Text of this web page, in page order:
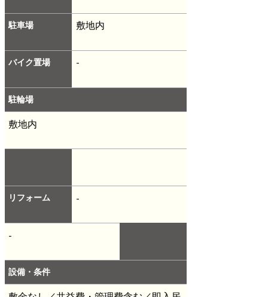
駐車場 敷地内
バイク置場 -
駐輪場
敷地内
リフォーム -
-
設備・条件